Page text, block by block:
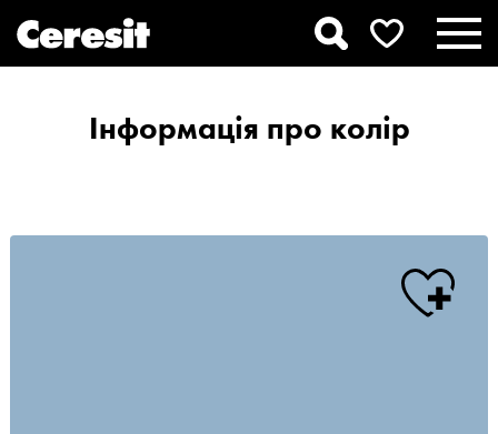
Інформація про колір